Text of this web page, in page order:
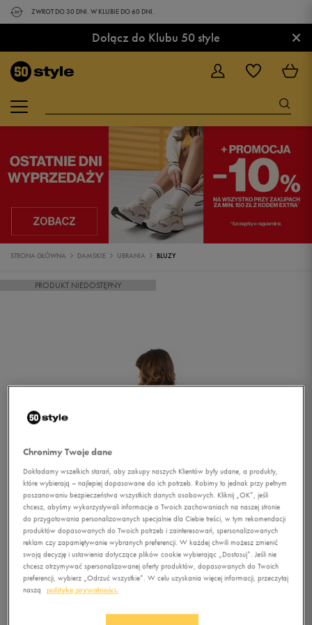
ZWROT DO 30 DNI. W KLUBIE DO 60 DNI.
Dołącz do Klubu 50 style ×
STRONA GŁÓWNA DAMSKIE UBRANIA BLUZY
PRODUKT NIEDOSTĘPNY
1/2
Chronimy Twoje dane
Dokładamy wszelkich starań, aby zakupy naszych Klientów były udane, a produkty,
które wybierają – najlepiej dopasowane do ich potrzeb. Robimy to jednak przy pełnym
poszanowaniu bezpieczeństwa wszystkich danych osobowych. Kliknij „OK”, jeśli
chcesz, abyśmy wykorzystywali informacje o Twoich zachowaniach na naszej stronie
do przygotowania personalizowanych specjalnie dla Ciebie treści, w tym rekomendacji
produktów dopasowanych do Twoich potrzeb i zainteresowań, spersonalizowanych
reklam czy zapamiętywanie wybranych preferencji. W każdej chwili możesz zmienić
swoją decyzję i ustawienia dotyczące plików cookie wybierając „Dostosuj”. Jeśli nie
chcesz otrzymywać spersonalizowanej oferty produktów, dopasowanych do Twoich
preferencji, wybierz „Odrzuć wszystkie”. W celu uzyskania więcej informacji, przeczytaj
naszą
politykę prywatności.